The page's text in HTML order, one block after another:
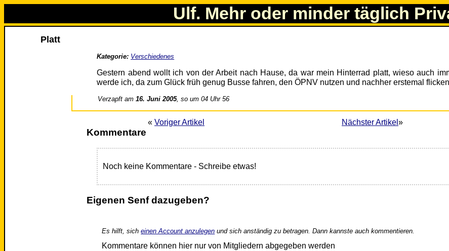
Ulf. Mehr oder minder täglich
Platt
Kategorie: Verschiedenes
Gestern abend wollt ich von der Arbeit nach Hause, da war mein Hinterrad platt, wieso auch
werde ich, da zum Glück früh genug Busse fahren, den ÖPNV nutzen und nachher erstemal
Verzapft am16. Juni 2005, so um 04 Uhr 56
« Voriger Artikel Nächster Artikel »
Kommentare
Noch keine Kommentare - Schreibe etwas!
Eigenen Senf dazugeben?
Es hilft, sicheinen Account anzulegen und sich anständig zu betragen. Dann kannste auch kommentieren.
Kommentare können hier nur von Mitgliedern abgegeben werden